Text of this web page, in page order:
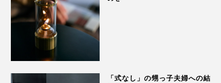
「式なし」の甥っ子夫婦への結